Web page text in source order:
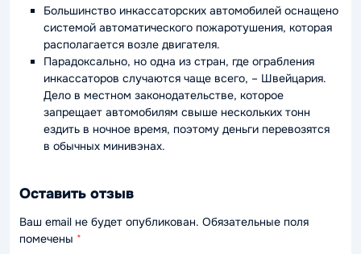
Большинство инкассаторских автомобилей оснащено
системой автоматического пожаротушения, которая
располагается возле двигателя.
Парадоксально, но одна из стран, где ограбления
инкассаторов случаются чаще всего, – Швейцария.
Дело в местном законодательстве, которое
запрещает автомобилям свыше нескольких тонн
ездить в ночное время, поэтому деньги перевозятся
в обычных минивэнах.
Оставить отзыв
Ваш email не будет опубликован. Обязательные поля
помечены *